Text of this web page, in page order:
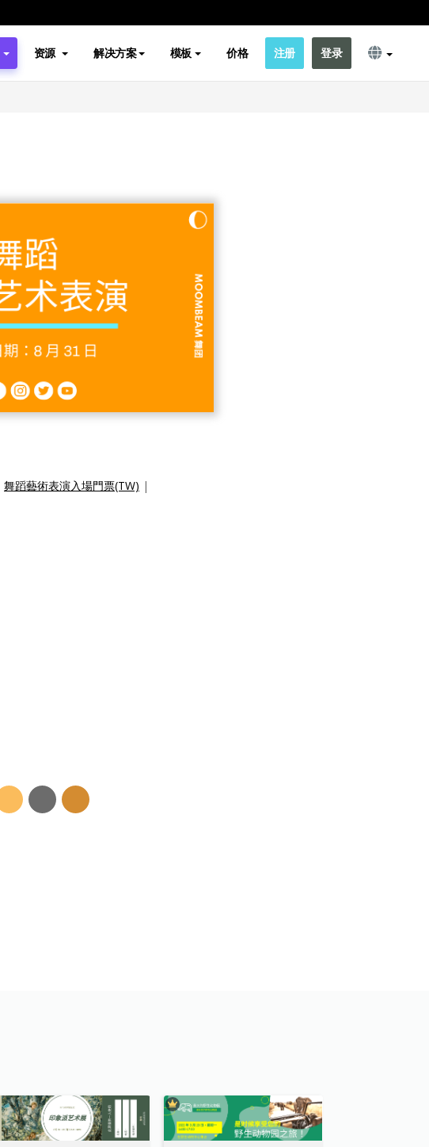
资源 解决方案 模板 价格 注册 登录
舞蹈藝術表演入場門票(TW) |